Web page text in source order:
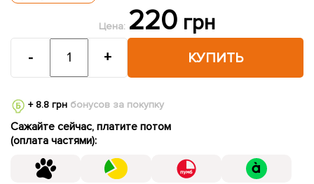
Цена: 220грн
КУПИТЬ
- +
+ 8.8 грнбонусов за покупку
Сажайте сейчас, платите потом
(оплата частями):